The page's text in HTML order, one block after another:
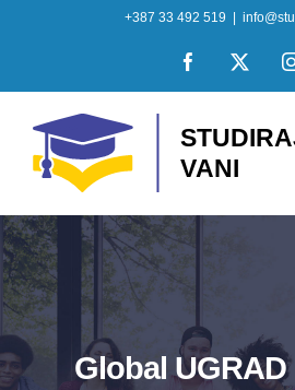
+387 33 492 519
Facebook
X
Global